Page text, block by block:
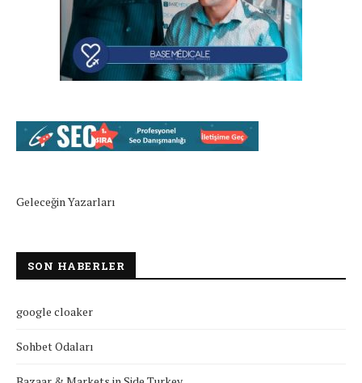
Geleceğin Yazarları
SON HABERLER
google cloaker
Sohbet Odaları